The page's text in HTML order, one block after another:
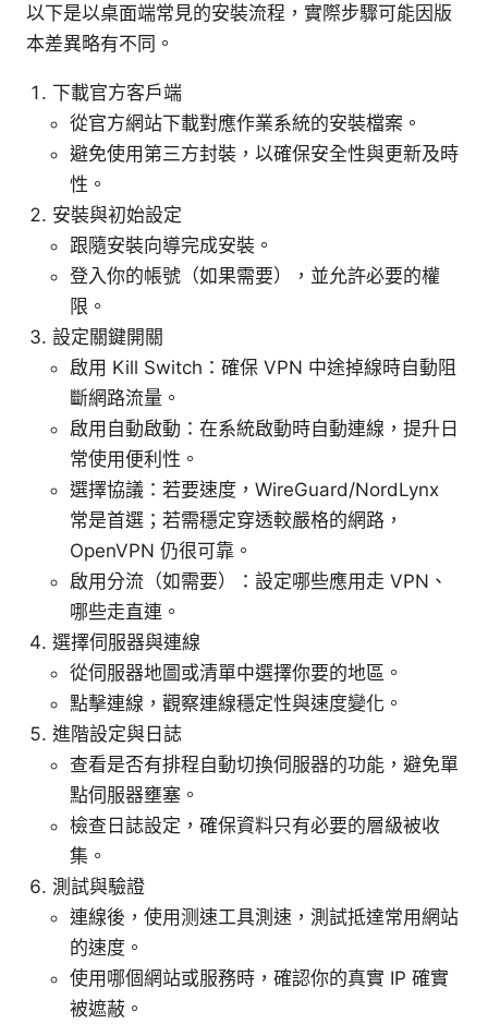
以下是以桌面端常見的安裝流程，實際步驟可能因版
本差異略有不同。
下載官方客戶端
從官方網站下載對應作業系統的安裝檔案。
避免使用第三方封裝，以確保安全性與更新及時
性。
安裝與初始設定
跟隨安裝向導完成安裝。
登入你的帳號（如果需要），並允許必要的權
限。
設定關鍵開關
啟用 Kill Switch：確保 VPN 中途掉線時自動阻
斷網路流量。
啟用自動啟動：在系統啟動時自動連線，提升日
常使用便利性。
選擇協議：若要速度，WireGuard/NordLynx
常是首選；若需穩定穿透較嚴格的網路，
OpenVPN 仍很可靠。
啟用分流（如需要）：設定哪些應用走 VPN、
哪些走直連。
選擇伺服器與連線
從伺服器地圖或清單中選擇你要的地區。
點擊連線，觀察連線穩定性與速度變化。
進階設定與日誌
查看是否有排程自動切換伺服器的功能，避免單
點伺服器壅塞。
檢查日誌設定，確保資料只有必要的層級被收
集。
測試與驗證
連線後，使用测速工具測速，測試抵達常用網站
的速度。
使用哪個網站或服務時，確認你的真實 IP 確實
被遮蔽。